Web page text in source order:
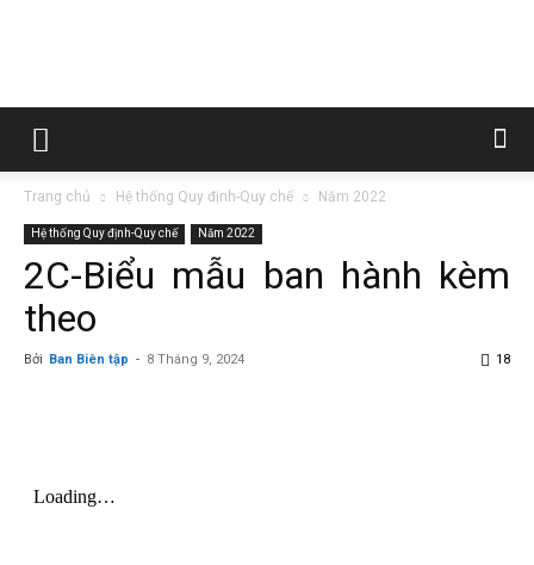
Trường
Trang chủ Hệ thống Quy định-Quy chế Năm 2022
Hệ thống Quy định-Quy chế Năm 2022
2C-Biểu mẫu ban hành kèm
theo
Bởi Ban Biên tập - 8 Tháng 9, 2024 18